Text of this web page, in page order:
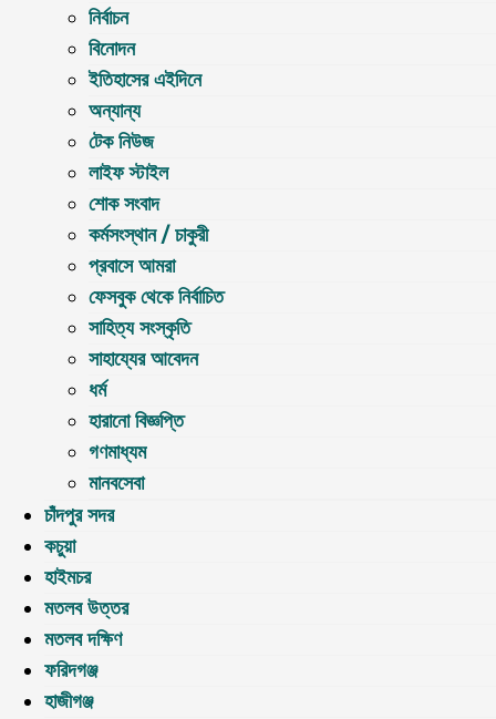
নির্বাচন
বিনোদন
ইতিহাসের এইদিনে
অন্যান্য
টেক নিউজ
লাইফ স্টাইল
শোক সংবাদ
কর্মসংস্থান / চাকুরী
প্রবাসে আমরা
ফেসবুক থেকে নির্বাচিত
সাহিত্য সংস্কৃতি
সাহায্যের আবেদন
ধর্ম
হারানো বিজ্ঞপ্তি
গণমাধ্যম
মানবসেবা
চাঁদপুর সদর
কচুয়া
হাইমচর
মতলব উত্তর
মতলব দক্ষিণ
ফরিদগঞ্জ
হাজীগঞ্জ